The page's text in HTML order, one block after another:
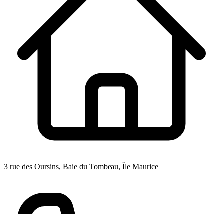
3 rue des Oursins, Baie du Tombeau, Île Maurice